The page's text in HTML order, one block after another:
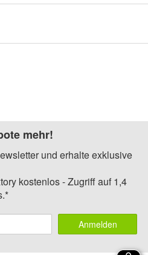
mehr!
und erhalte exklusive
kostenlos - Zugriff auf 1,4
Anmelden